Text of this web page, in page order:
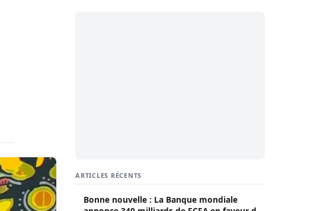
Tribunal : Lamignou Darou et Cie
lourdement condamnés pour offense au
chef de l’Etat
5 août 2026